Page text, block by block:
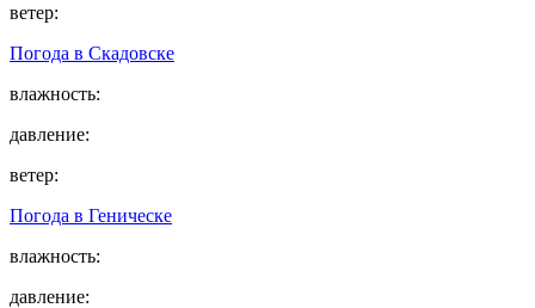
ветер:
Погода в Скадовске
влажность:
давление:
ветер:
Погода в Геническе
влажность:
давление: